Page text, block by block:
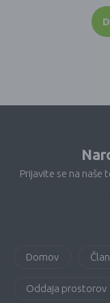
Prijavite se na naše
Domov
Oddaja prostorov